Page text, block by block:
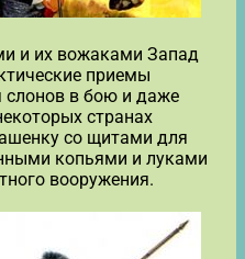
и их вожаками Запад
приемы
слонов в бою и даже
странах
со щитами для
копьями и луками
вооружения.